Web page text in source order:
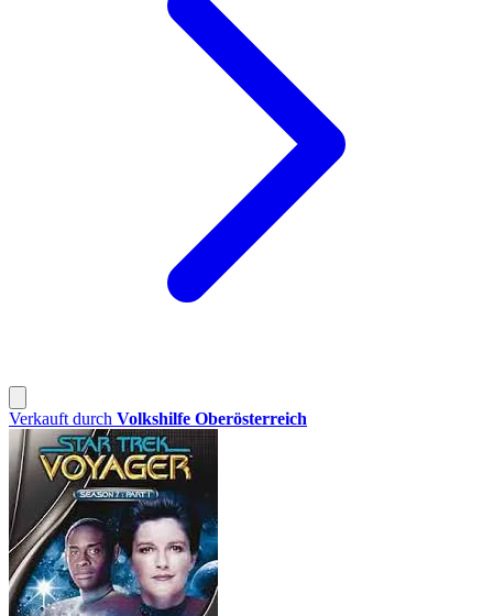
Verkauft durch Volkshilfe Oberösterreich